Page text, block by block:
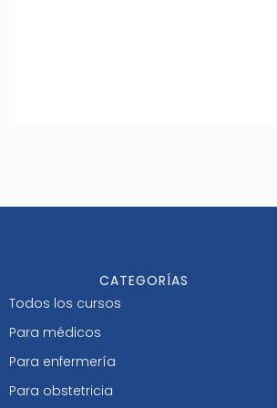
CATEGORÍAS
Todos los cursos
Para médicos
Para enfermería
Para obstetricia